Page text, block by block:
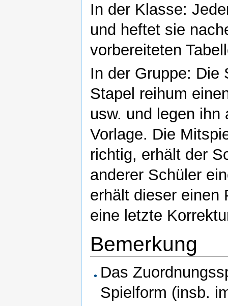
In der Klasse:
und heftet sie
vorbereiteten
In der Gruppe: Die
Stapel reihum
usw. und legen
Vorlage. Die
richtig, erhält der
anderer Schüler
erhält dieser einen
eine letzte
Bemerkung
Das
Spielform (insb.